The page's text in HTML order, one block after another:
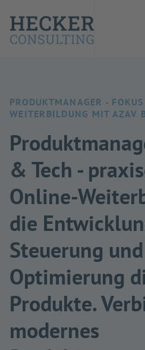
PRODUKTMANAGER -
WEITERBILDUNG MIT AZAV
& Tech -
Online-
die
Steuerung und
Optimierung
Produkte.
modernes